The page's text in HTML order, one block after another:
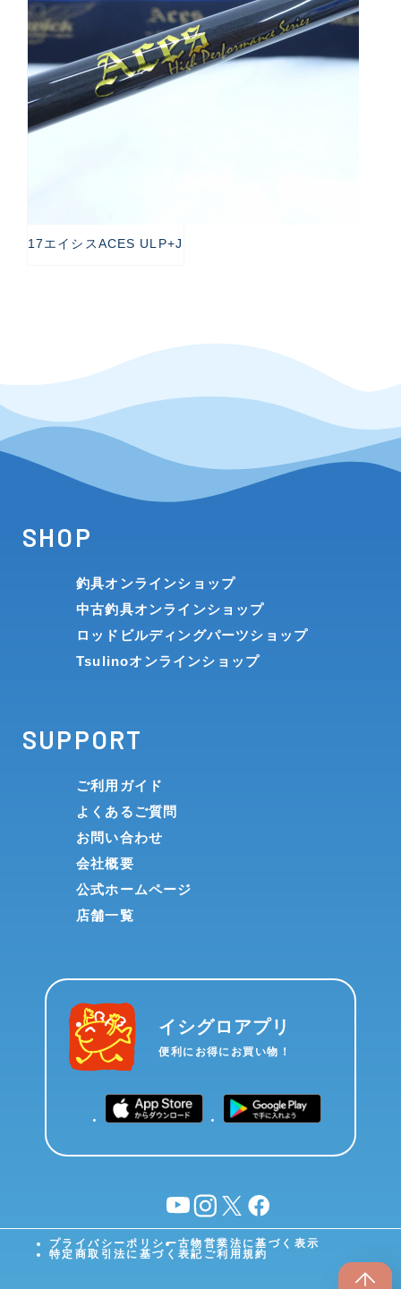
17エイシスACES ULP+J
SHOP
釣具オンラインショップ
中古釣具オンラインショップ
ロッドビルディングパーツショップ
Tsulinoオンラインショップ
SUPPORT
ご利用ガイド
よくあるご質問
お問い合わせ
会社概要
公式ホームページ
店舗一覧
イシグロアプリ
便利にお得にお買い物！
YouTubeinstagram
X facebook
プライバシーポリシー古物営業法に基づく表示
特定商取引法に基づく表記 ご利用規約